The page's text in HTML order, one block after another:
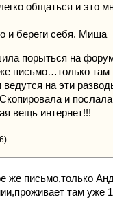
общаться и это
и береги себя. Миша
порыться на
письмо…только там
ведутся на эти
и
вещь интернет!!!
же письмо,только
там уже